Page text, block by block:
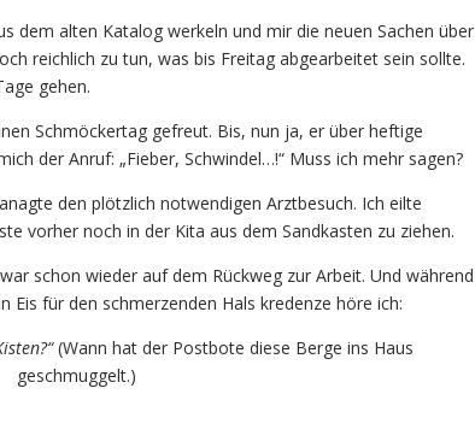
dem alten Katalog werkeln und mir die neuen Sachen über
reichlich zu tun, was bis Freitag abgearbeitet sein sollte.
gehen.
Schmöckertag gefreut. Bis, nun ja, er über heftige
der Anruf: „Fieber, Schwindel…!“ Muss ich mehr sagen?
den plötzlich notwendigen Arztbesuch. Ich eilte
vorher noch in der Kita aus dem Sandkasten zu ziehen.
schon wieder auf dem Rückweg zur Arbeit. Und während
Eis für den schmerzenden Hals kredenze höre ich:
(Wann hat der Postbote diese Berge ins Haus
geschmuggelt.)